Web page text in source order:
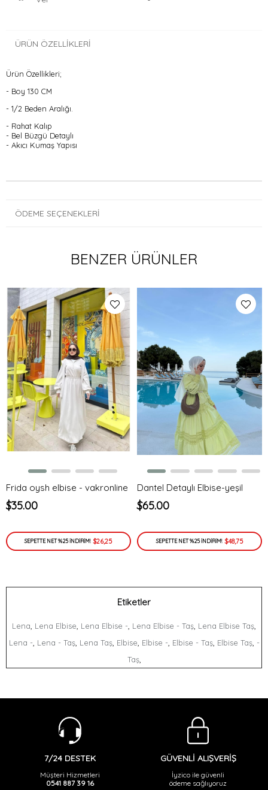
ÜRÜN ÖZELLIKLERI
Ürün Özellikleri;
- Boy 130 CM
- 1/2 Beden Aralığı.
- Rahat Kalıp
- Bel Büzgü Detaylı
- Akıcı Kumaş Yapısı
ÖDEME SEÇENEKLERI
BENZER ÜRÜNLER
Frida oysh elbise - vakronline
$35.00
SEPETTE NET %25 İNDİRİM! $26,25
Dantel Detaylı Elbise-yeşil
$65.00
SEPETTE NET %25 İNDİRİM! $48,75
Etiketler
Lena, Lena Elbise, Lena Elbise -, Lena Elbise - Taş, Lena Elbise Taş,
Lena -, Lena - Taş, Lena Taş, Elbise, Elbise -, Elbise - Taş, Elbise Taş, -
Taş,
7/24 DESTEK
Müşteri Hizmetleri
0541 887 39 16
GÜVENLİ ALIŞVERİŞ
İyzico ile güvenli
ödeme sağlıyoruz